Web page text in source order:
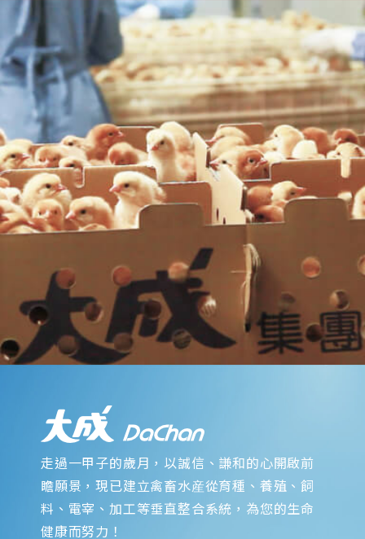
走過一甲子的歲月，以誠信、謙和的心開啟前
瞻願景，現已建立禽畜水産從育種、養殖、飼
料、電宰、加工等垂直整合系統，為您的生命
健康而努力！